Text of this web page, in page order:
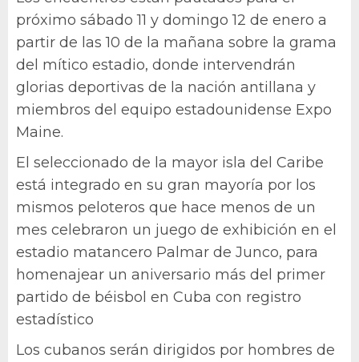
próximo sábado 11 y domingo 12 de enero a
partir de las 10 de la mañana sobre la grama
del mítico estadio, donde intervendrán
glorias deportivas de la nación antillana y
miembros del equipo estadounidense Expo
Maine.
El seleccionado de la mayor isla del Caribe
está integrado en su gran mayoría por los
mismos peloteros que hace menos de un
mes celebraron un juego de exhibición en el
estadio matancero Palmar de Junco, para
homenajear un aniversario más del primer
partido de béisbol en Cuba con registro
estadístico
Los cubanos serán dirigidos por hombres de